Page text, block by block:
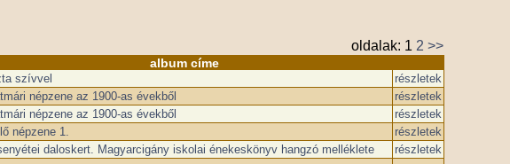
oldalak: 1 2 >>
album címe
szívvel
részletek
népzene az 1900-as évekből
részletek
népzene az 1900-as évekből
részletek
népzene 1.
részletek
daloskert. Magyarcigány iskolai énekeskönyv hangzó melléklete
részletek